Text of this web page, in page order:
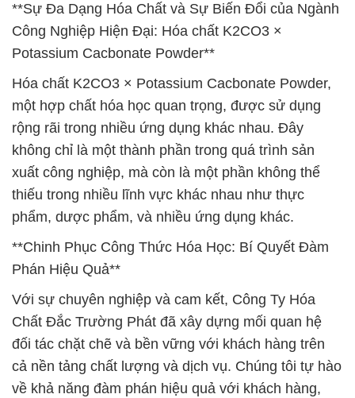
**Sự Đa Dạng Hóa Chất và Sự Biến Đổi của Ngành
Công Nghiệp Hiện Đại: Hóa chất K2CO3 ×
Potassium Cacbonate Powder**
Hóa chất K2CO3 × Potassium Cacbonate Powder,
một hợp chất hóa học quan trọng, được sử dụng
rộng rãi trong nhiều ứng dụng khác nhau. Đây
không chỉ là một thành phần trong quá trình sản
xuất công nghiệp, mà còn là một phần không thể
thiếu trong nhiều lĩnh vực khác nhau như thực
phẩm, dược phẩm, và nhiều ứng dụng khác.
**Chinh Phục Công Thức Hóa Học: Bí Quyết Đàm
Phán Hiệu Quả**
Với sự chuyên nghiệp và cam kết, Công Ty Hóa
Chất Đắc Trường Phát đã xây dựng mối quan hệ
đối tác chặt chẽ và bền vững với khách hàng trên
cả nền tảng chất lượng và dịch vụ. Chúng tôi tự hào
về khả năng đàm phán hiệu quả với khách hàng,